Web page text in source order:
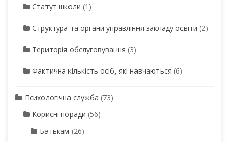
Статут школи (1)
Структура та органи управління закладу освіти (2)
Територія обслуговування (3)
Фактична кількість осіб, які навчаються (6)
Психологічна служба (73)
Корисні поради (56)
Батькам (26)